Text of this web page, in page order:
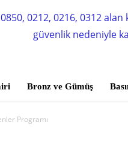
0850, 0212, 0216, 0312
güvenlik nedeniyle
Bronz ve Gümüş
Programı